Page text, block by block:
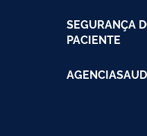
SEGURANÇA
PACIENTE